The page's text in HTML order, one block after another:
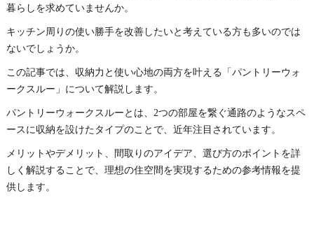
暮らしを求めていませんか。
キッチン周りの使い勝手を改善したいと考えている方も多いのでは
ないでしょうか。
この記事では、収納力と使い心地の両方を叶える「パントリーウォ
ークスルー」について解説します。
パントリーウォークスルーとは、2つの部屋を繋ぐ通路のようなスペ
ースに収納を設けたタイプのことで、近年注目されています。
メリットやデメリット、間取りのアイデア、選び方のポイントを詳
しく解説することで、理想の住空間を実現するための参考情報を提
供します。